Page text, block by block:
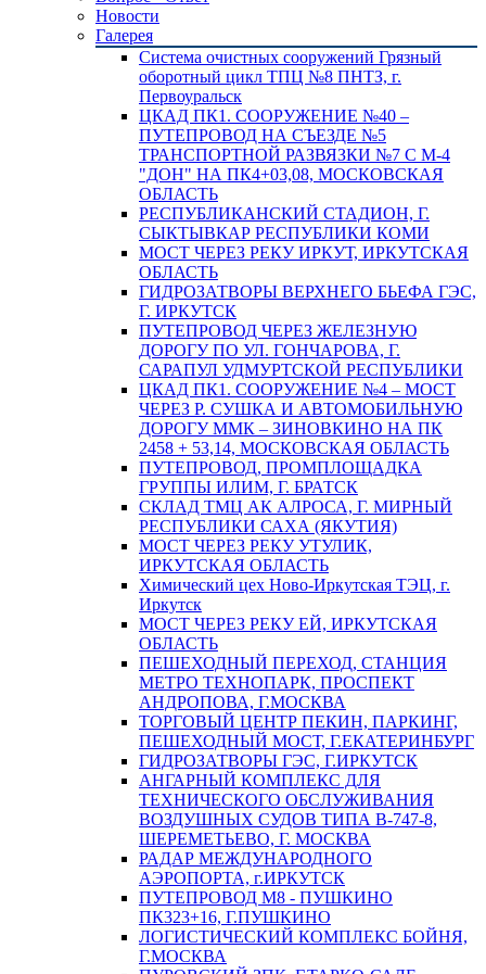
Новости
Галерея
Система очистных сооружений Грязный
оборотный цикл ТПЦ №8 ПНТЗ, г.
Первоуральск
ЦКАД ПК1. СООРУЖЕНИЕ №40 –
ПУТЕПРОВОД НА СЪЕЗДЕ №5
ТРАНСПОРТНОЙ РАЗВЯЗКИ №7 С М-4
"ДОН" НА ПК4+03,08, МОСКОВСКАЯ
ОБЛАСТЬ
РЕСПУБЛИКАНСКИЙ СТАДИОН, Г.
СЫКТЫВКАР РЕСПУБЛИКИ КОМИ
МОСТ ЧЕРЕЗ РЕКУ ИРКУТ, ИРКУТСКАЯ
ОБЛАСТЬ
ГИДРОЗАТВОРЫ ВЕРХНЕГО БЬЕФА ГЭС,
Г. ИРКУТСК
ПУТЕПРОВОД ЧЕРЕЗ ЖЕЛЕЗНУЮ
ДОРОГУ ПО УЛ. ГОНЧАРОВА, Г.
САРАПУЛ УДМУРТСКОЙ РЕСПУБЛИКИ
ЦКАД ПК1. СООРУЖЕНИЕ №4 – МОСТ
ЧЕРЕЗ Р. СУШКА И АВТОМОБИЛЬНУЮ
ДОРОГУ ММК – ЗИНОВКИНО НА ПК
2458 + 53,14, МОСКОВСКАЯ ОБЛАСТЬ
ПУТЕПРОВОД, ПРОМПЛОЩАДКА
ГРУППЫ ИЛИМ, Г. БРАТСК
СКЛАД ТМЦ АК АЛРОСА, Г. МИРНЫЙ
РЕСПУБЛИКИ САХА (ЯКУТИЯ)
МОСТ ЧЕРЕЗ РЕКУ УТУЛИК,
ИРКУТСКАЯ ОБЛАСТЬ
Химический цех Ново-Иркутская ТЭЦ, г.
Иркутск
МОСТ ЧЕРЕЗ РЕКУ ЕЙ, ИРКУТСКАЯ
ОБЛАСТЬ
ПЕШЕХОДНЫЙ ПЕРЕХОД, СТАНЦИЯ
МЕТРО ТЕХНОПАРК, ПРОСПЕКТ
АНДРОПОВА, Г.МОСКВА
ТОРГОВЫЙ ЦЕНТР ПЕКИН, ПАРКИНГ,
ПЕШЕХОДНЫЙ МОСТ, Г.ЕКАТЕРИНБУРГ
ГИДРОЗАТВОРЫ ГЭС, Г.ИРКУТСК
АНГАРНЫЙ КОМПЛЕКС ДЛЯ
ТЕХНИЧЕСКОГО ОБСЛУЖИВАНИЯ
ВОЗДУШНЫХ СУДОВ ТИПА В-747-8,
ШЕРЕМЕТЬЕВО, Г. МОСКВА
РАДАР МЕЖДУНАРОДНОГО
АЭРОПОРТА, г.ИРКУТСК
ПУТЕПРОВОД М8 - ПУШКИНО
ПК323+16, Г.ПУШКИНО
ЛОГИСТИЧЕСКИЙ КОМПЛЕКС БОЙНЯ,
Г.МОСКВА